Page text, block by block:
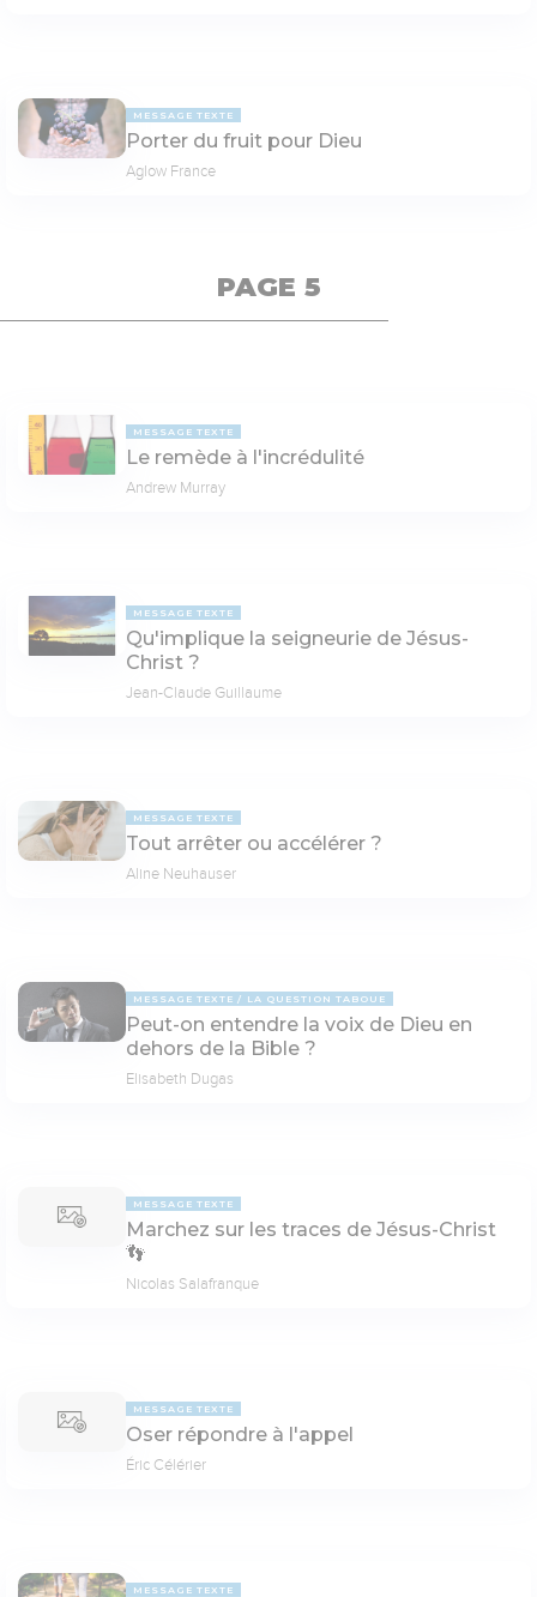
MESSAGE TEXTE
Porter du fruit pour Dieu
Aglow France
PAGE 5
MESSAGE TEXTE
Le remède à l'incrédulité
Andrew Murray
MESSAGE TEXTE
Qu'implique la seigneurie de Jésus-
Christ ?
Jean-Claude Guillaume
MESSAGE TEXTE
Tout arrêter ou accélérer ?
Aline Neuhauser
MESSAGE TEXTE LA QUESTION TABOUE
Peut-on entendre la voix de Dieu en
dehors de la Bible ?
Elisabeth Dugas
MESSAGE TEXTE
Marchez sur les traces de Jésus-Christ
👣
Nicolas Salafranque
MESSAGE TEXTE
Oser répondre à l'appel
Éric Célérier
MESSAGE TEXTE